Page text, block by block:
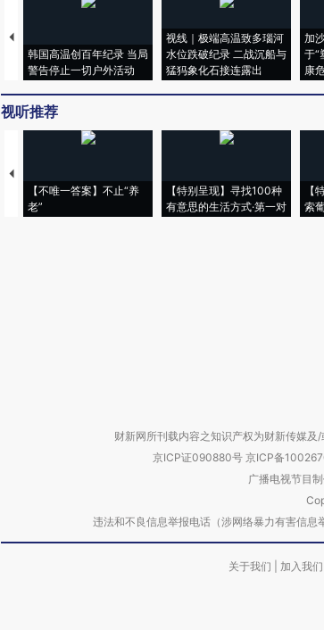
韩国高温创百年纪录 当局
警告停止一切户外活动
视线｜极端高温致多瑙河
水位跌破纪录 二战沉船与
猛犸象化石接连露出
加
于“
康
视听推荐
【不唯一答案】不止“养
老”
【特别呈现】寻找100种
有意思的生活方式·第一对
【
索
财新网所刊载内容之知识产权为财新传媒及
京ICP证090880号 京ICP备
广播电视节目
违法和不良信息举报电话（涉网络暴力有害信
关于我们 加入我们